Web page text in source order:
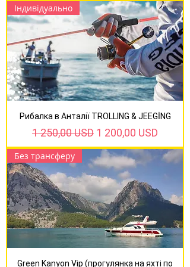
Індивідуально
Рибалка в Анталії TROLLING & JEEGİNG
Звичайна ціна
1 250,00 USD За розпродажем
1 200,00 USD
Без трансферу
Green Kanyon Vip (прогулянка на яхті по